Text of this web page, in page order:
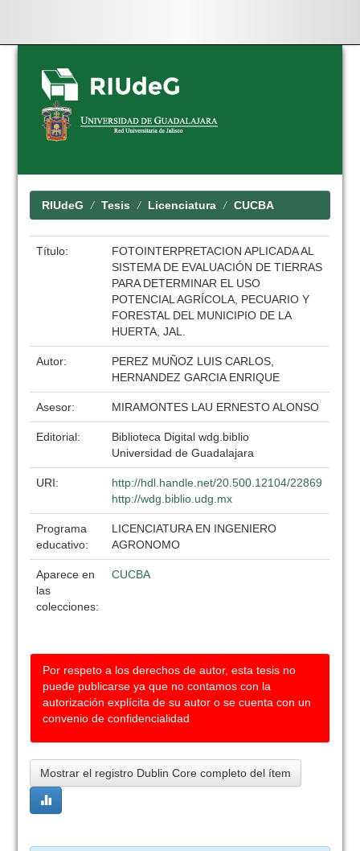
Skip
navigation
RIUdeG Tesis Licenciatura CUCBA
Título:
FOTOINTERPRETACION APLICADA AL
SISTEMA DE EVALUACIÓN DE TIERRAS
PARA DETERMINAR EL USO
POTENCIAL AGRÍCOLA, PECUARIO Y
FORESTAL DEL MUNICIPIO DE LA
HUERTA, JAL.
Autor:
PEREZ MUÑOZ LUIS CARLOS,
HERNANDEZ GARCIA ENRIQUE
Asesor: MIRAMONTES LAU ERNESTO ALONSO
Editorial:
Biblioteca Digital wdg.biblio
Universidad de Guadalajara
URI:
http://hdl.handle.net/20.500.12104/22869
http://wdg.biblio.udg.mx
Programa
educativo:
LICENCIATURA EN INGENIERO
AGRONOMO
Aparece en
las
colecciones:
CUCBA
Por respeto a los derechos de autor, esta tesis no
puede publicarse ya que no contamos con la
autorización explícita de su autor o se cuenta con un
convenio de confidencialidad
Mostrar el registro Dublin Core completo del ítem